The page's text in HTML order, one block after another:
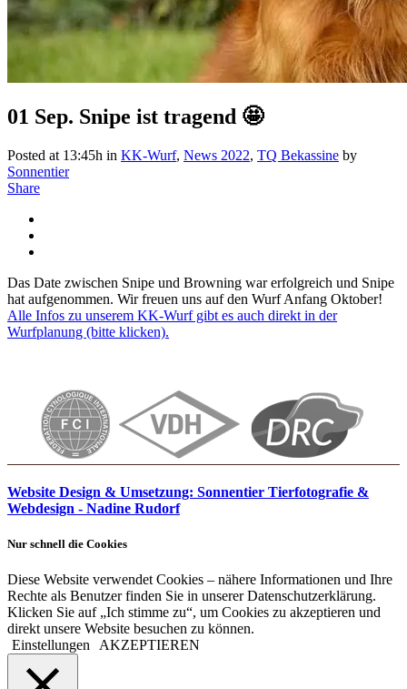
01 Sep. Snipe ist tragend 🤩
Posted at 13:45h in KK-Wurf, News 2022, TQ Bekassine by
Sonnentier
Share
Das Date zwischen Snipe und Browning war erfolgreich und Snipe
hat aufgenommen. Wir freuen uns auf den Wurf Anfang Oktober!
Alle Infos zu unserem KK-Wurf gibt es auch direkt in der
Wurfplanung (bitte klicken).
Website Design & Umsetzung: Sonnentier Tierfotografie &
Webdesign - Nadine Rudorf
Nur schnell die Cookies
Diese Website verwendet Cookies – nähere Informationen und Ihre
Rechte als Benutzer finden Sie in unserer Datenschutzerklärung.
Klicken Sie auf „Ich stimme zu“, um Cookies zu akzeptieren und
direkt unsere Website besuchen zu können.
Einstellungen AKZEPTIEREN